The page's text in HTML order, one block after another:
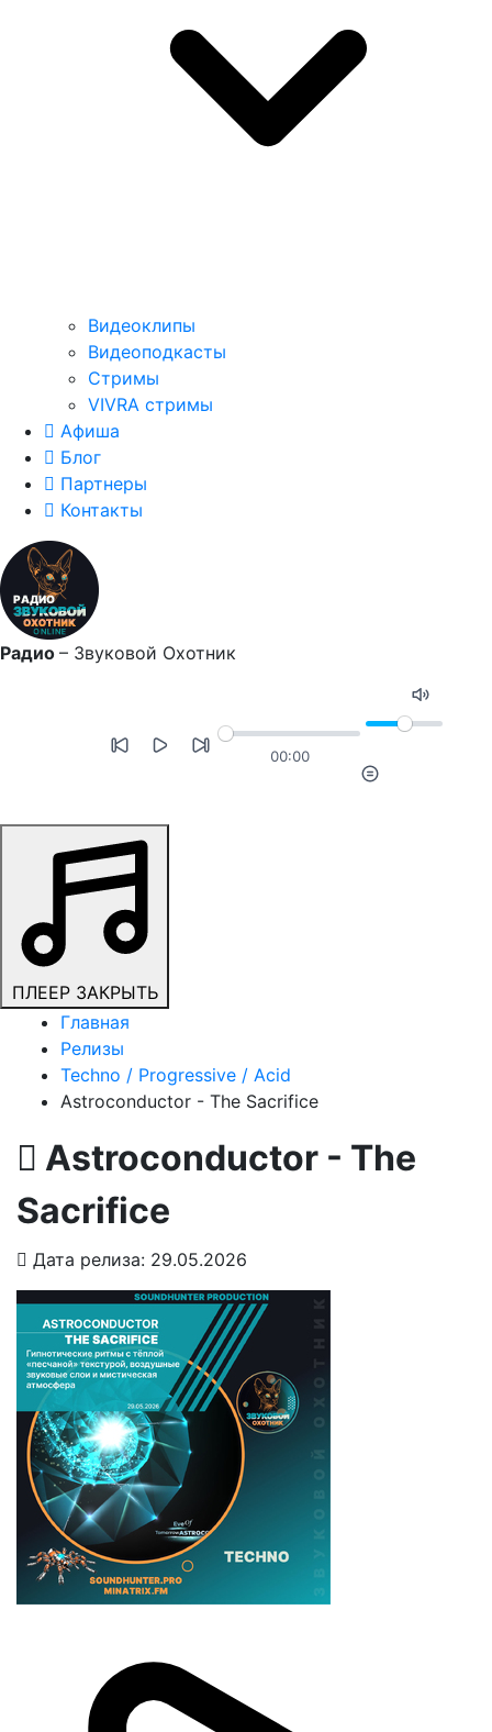
Видеоклипы
Видеоподкасты
Стримы
VIVRA стримы
Афиша
Блог
Партнеры
Контакты
Радио – Звуковой Охотник
00:00
ПЛЕЕР ЗАКРЫТЬ
Главная
Релизы
Techno / Progressive / Acid
Astroconductor - The Sacrifice
Astroconductor - The
Sacrifice
Дата релиза: 29.05.2026